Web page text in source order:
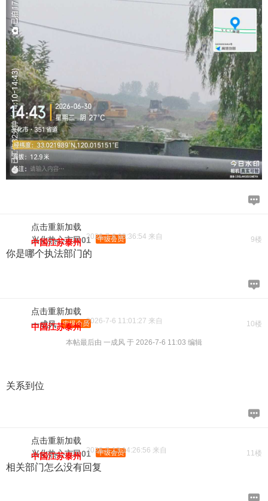
点击重新加载
9楼
兴化热心市民01 中级会员
2026-7-6 08:36:54 来自
中国江苏泰州
你是哪个执法部门的
点击重新加载
10楼
一成风 中级会员2026-7-6 11:01:27 来自
中国江苏泰州
本帖最后由 一成风 于 2026-7-6 11:03 编辑
关系到位
点击重新加载
11楼
兴化热心市民01 中级会员
2026-7-13 14:26:56 来自
中国江苏泰州
相关部门怎么没有回复